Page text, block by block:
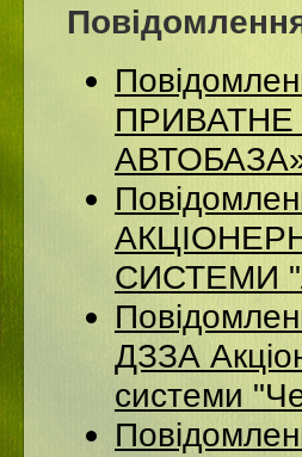
ПРИВАТНЕ
СИСТЕМИ
ДЗЗА
системи